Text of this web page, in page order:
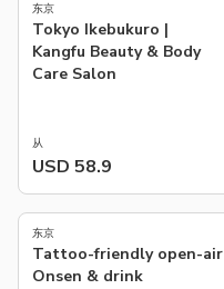
东京
Tokyo Ikebukuro |
Kangfu Beauty & Body
Care Salon
从
USD 58.9
4.9(29)
东京
Tattoo-friendly open-air
Onsen & drink